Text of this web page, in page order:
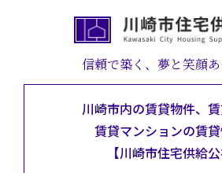
信頼で築く、夢と笑顔
川崎市内の賃貸物件、賃
賃貸マンションの賃
【川崎市住宅供給公